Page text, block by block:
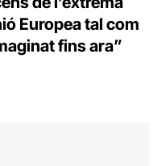
Europea tal com
fins ara”